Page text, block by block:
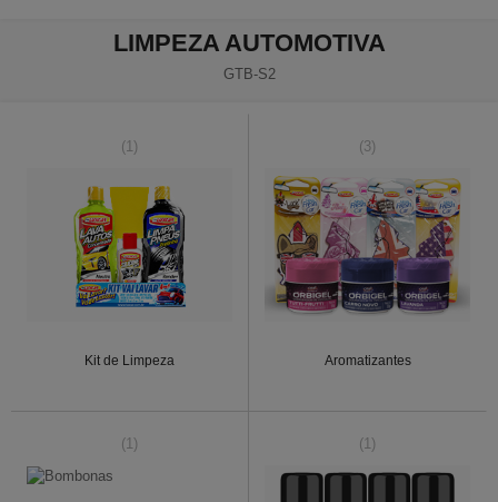
LIMPEZA AUTOMOTIVA
GTB-S2
(1)
Kit de Limpeza
(3)
Aromatizantes
(1) (1)